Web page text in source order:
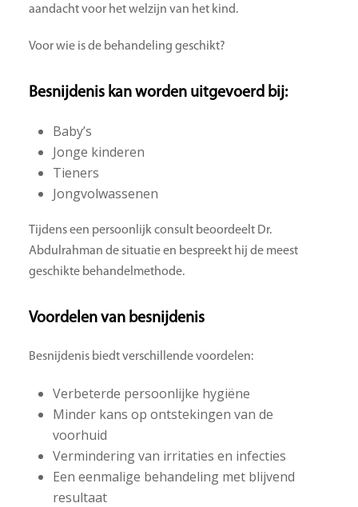
aandacht voor het welzijn van het kind.
Voor wie is de behandeling geschikt?
Besnijdenis kan worden uitgevoerd bij:
Baby’s
Jonge kinderen
Tieners
Jongvolwassenen
Tijdens een persoonlijk consult beoordeelt Dr.
Abdulrahman de situatie en bespreekt hij de meest
geschikte behandelmethode.
Voordelen van besnijdenis
Besnijdenis biedt verschillende voordelen:
Verbeterde persoonlijke hygiëne
Minder kans op ontstekingen van de
voorhuid
Vermindering van irritaties en infecties
Een eenmalige behandeling met blijvend
resultaat